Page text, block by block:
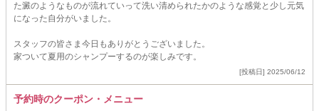
た澱のようなものが流れていって洗い清められたかのような感覚と少し元気
になった自分がいました。
スタッフの皆さま今日もありがとうございました。
家ついて夏用のシャンプーするのが楽しみです。
[投稿日] 2025/06/12
予約時のクーポン・メニュー